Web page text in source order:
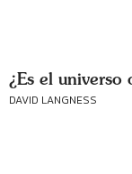
¿Es el universo
DAVID LANGNESS